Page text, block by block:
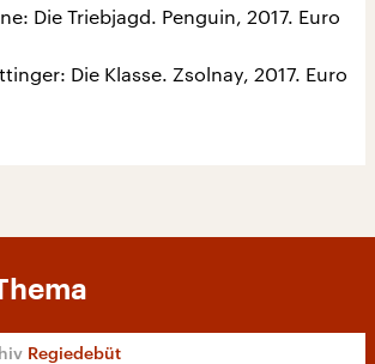
Die Triebjagd. Penguin, 2017. Euro
Die Klasse. Zsolnay, 2017. Euro
Regiedebüt